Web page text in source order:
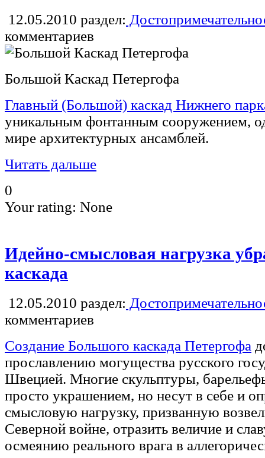
12.05.2010 раздел:
комментариев
Большой Каскад Петергофа
Главный (Большой) каскад Нижнего
уникальным фонтанным сооружением,
мире архитектурных ансамблей.
Читать дальше
0
Your rating: None
Идейно-смысловая нагрузка
каскада
12.05.2010 раздел:
комментариев
Создание Большого каскада Петергофа
прославлению могущества русского
Швецией. Многие скульптуры,
просто украшением, но несут в себе и
смысловую нагрузку, призванную
Северной войне, отразить величие и
осмеянию реального врага в